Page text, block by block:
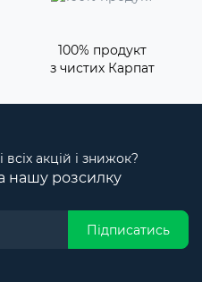
100% продукт
з чистих Карпат
акцій і знижок?
нашу розсилку
Підписатись